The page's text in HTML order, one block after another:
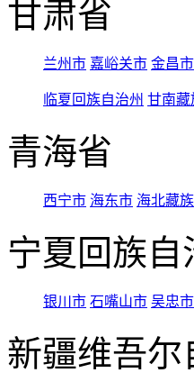
甘肃省
兰州市 嘉峪关市 金昌市
临夏回族自治州 甘南藏
青海省
西宁市 海东市 海北藏
宁夏回族自
银川市 石嘴山市 吴忠市
新疆维吾尔